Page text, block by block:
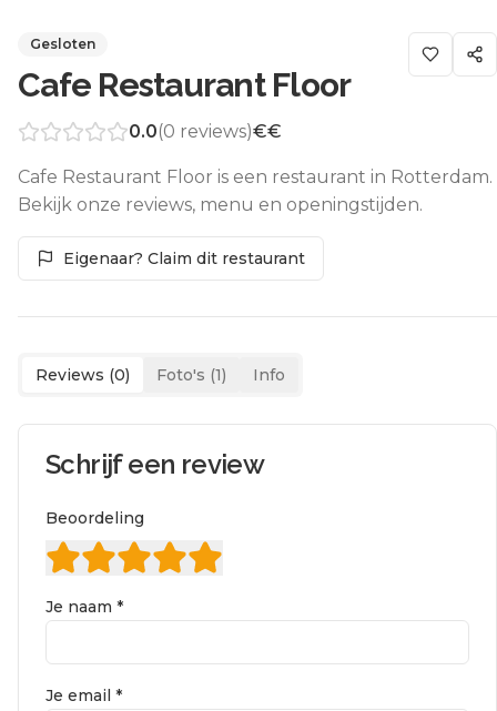
Gesloten
Cafe Restaurant Floor
0.0(0 reviews)€€
Cafe Restaurant Floor is een restaurant in Rotterdam.
Bekijk onze reviews, menu en openingstijden.
Eigenaar? Claim dit restaurant
Reviews (0) Foto's (1) Info
Schrijf een review
Beoordeling
Je naam *
Je email *